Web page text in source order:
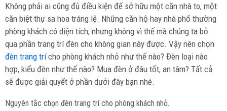
Không phải ai cũng đủ điều kiện để sở hữu một căn nhà to, một
căn biệt thự sa hoa tráng lệ. Những căn hộ hay nhà phố thường
phòng khách có diện tích, nhưng không vì thế mà chúng ta bỏ
qua phần trang trí đèn cho không gian này được. Vậy nên chọn
đèn trang trícho phòng khách nhỏ như thế nào? Đèn loại nào
hợp, kiểu đèn như thế nào? Mua đèn ở đâu tốt, an tâm? Tất cả
sẽ được giải quyết ở phần dưới đây bạn nhé.
Nguyên tắc chọn đèn trang trí cho phòng khách nhỏ.